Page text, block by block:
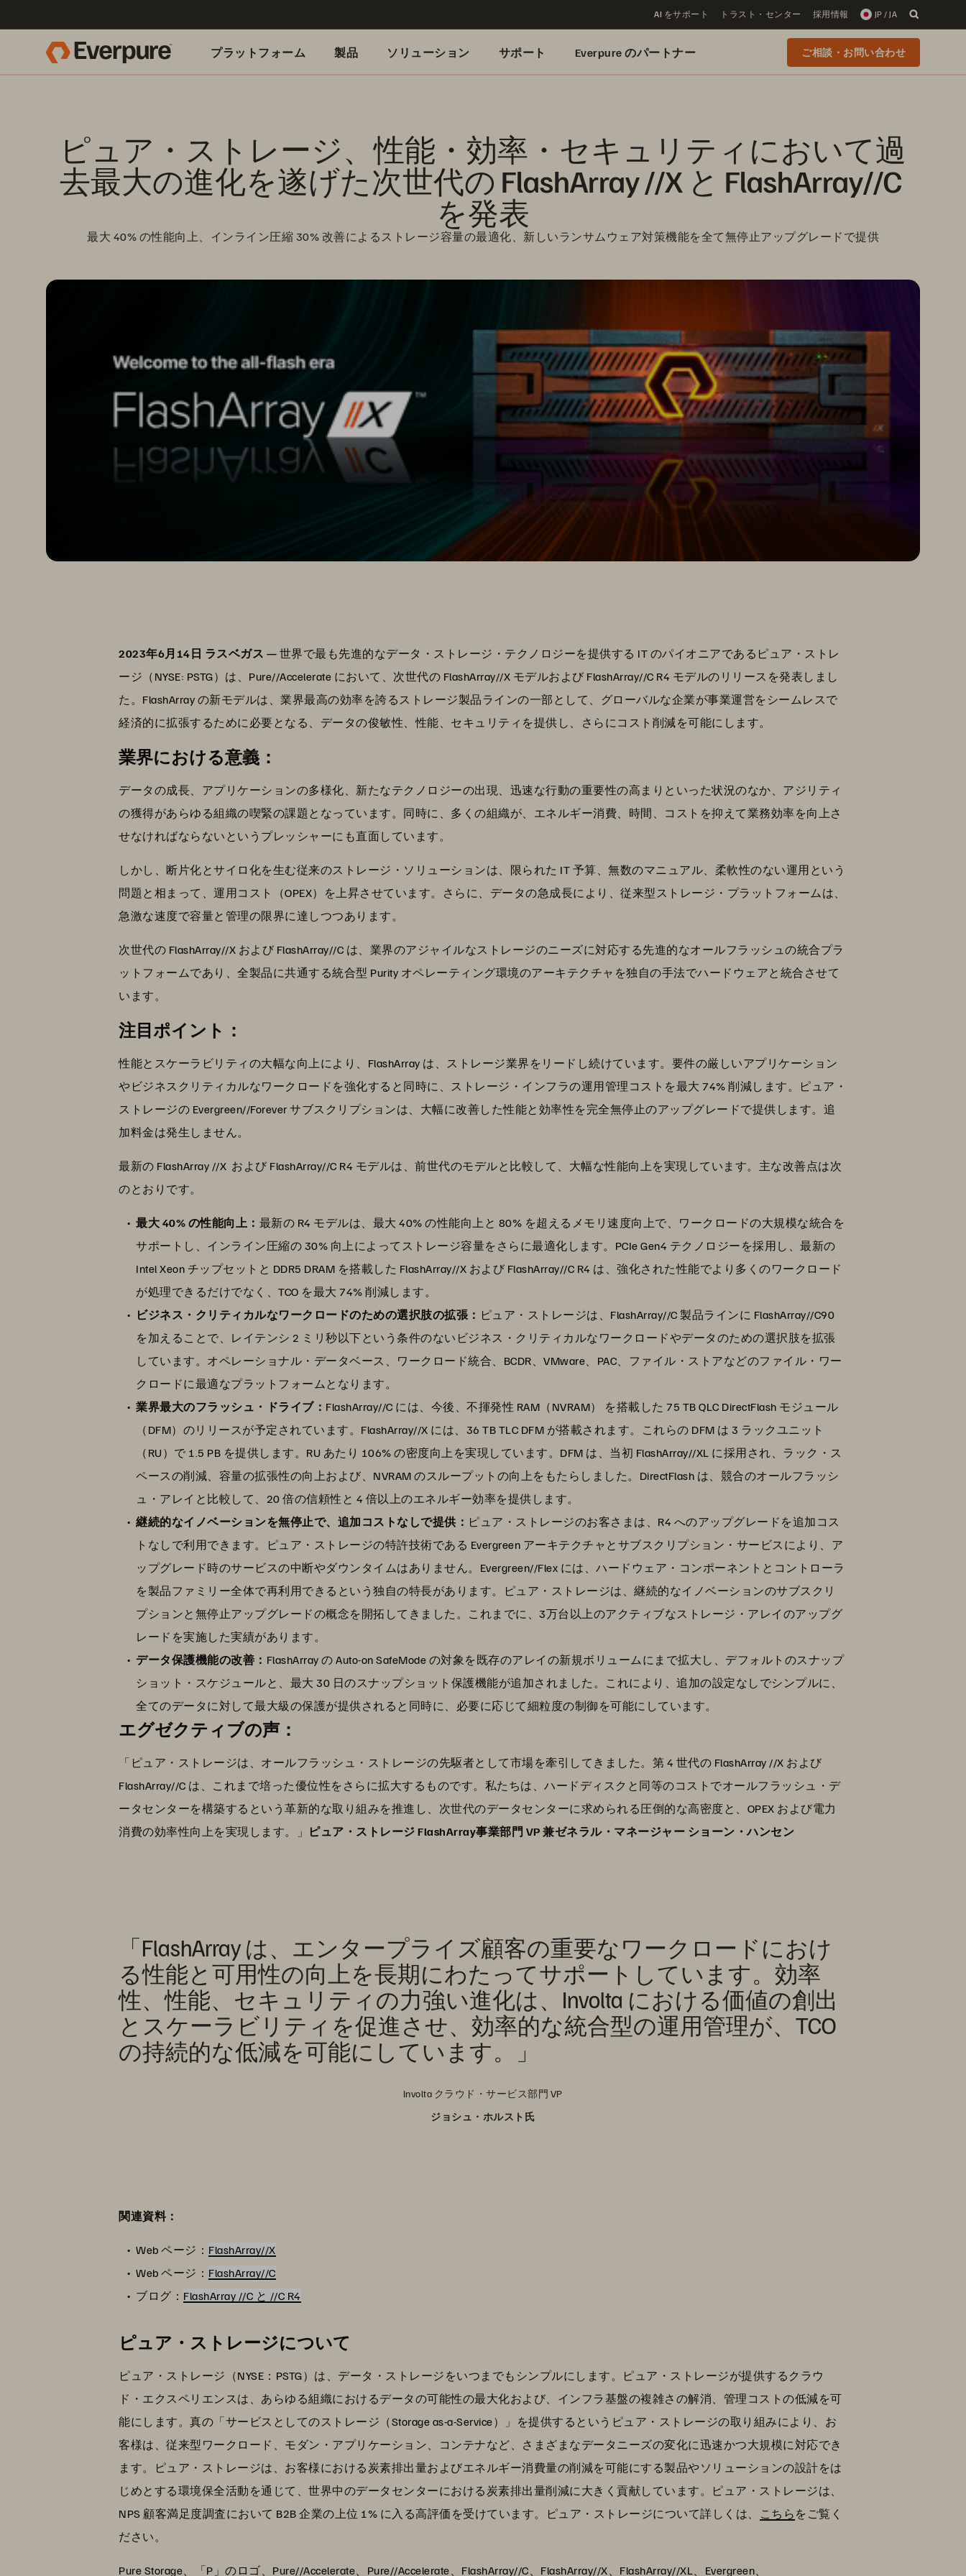
AI をサポート トラスト・センター 採用情報 JP / JA
プラットフォーム 製品 ソリューション サポート Everpure のパートナー ご相談・お問い合わせ
ピュア・ストレージ、性能・効率・セキュリティにおいて過
去最大の進化を遂げた次世代の FlashArray //X と FlashArray//C
を発表
最大 40% の性能向上、インライン圧縮 30% 改善によるストレージ容量の最適化、新しいランサムウェア対策機能を全て無停止アップグレードで提供
2023年6月14日 ラスベガス — 世界で最も先進的なデータ・ストレージ・テクノロジーを提供する IT のパイオニアであるピュア・ストレ
ージ（NYSE: PSTG）は、Pure//Accelerate において、次世代の FlashArray//X モデルおよび FlashArray//C R4 モデルのリリースを発表しまし
た。FlashArray の新モデルは、業界最高の効率を誇るストレージ製品ラインの一部として、グローバルな企業が事業運営をシームレスで
経済的に拡張するために必要となる、データの俊敏性、性能、セキュリティを提供し、さらにコスト削減を可能にします。
業界における意義：
データの成長、アプリケーションの多様化、新たなテクノロジーの出現、迅速な行動の重要性の高まりといった状況のなか、アジリティ
の獲得があらゆる組織の喫緊の課題となっています。同時に、多くの組織が、エネルギー消費、時間、コストを抑えて業務効率を向上さ
せなければならないというプレッシャーにも直面しています。
しかし、断片化とサイロ化を生む従来のストレージ・ソリューションは、限られた IT 予算、無数のマニュアル、柔軟性のない運用という
問題と相まって、運用コスト（OPEX）を上昇させています。さらに、データの急成長により、従来型ストレージ・プラットフォームは、
急激な速度で容量と管理の限界に達しつつあります。
次世代の FlashArray//X および FlashArray//C は、業界のアジャイルなストレージのニーズに対応する先進的なオールフラッシュの統合プラ
ットフォームであり、全製品に共通する統合型 Purity オペレーティング環境のアーキテクチャを独自の手法でハードウェアと統合させて
います。
注目ポイント：
性能とスケーラビリティの大幅な向上により、FlashArray は、ストレージ業界をリードし続けています。要件の厳しいアプリケーション
やビジネスクリティカルなワークロードを強化すると同時に、ストレージ・インフラの運用管理コストを最大 74% 削減します。ピュア・
ストレージの Evergreen//Forever サブスクリプションは、大幅に改善した性能と効率性を完全無停止のアップグレードで提供します。追
加料金は発生しません。
最新の FlashArray //X および FlashArray//C R4 モデルは、前世代のモデルと比較して、大幅な性能向上を実現しています。主な改善点は次
のとおりです。
最大 40% の性能向上： 最新の R4 モデルは、最大 40% の性能向上と 80% を超えるメモリ速度向上で、ワークロードの大規模な統合を
サポートし、インライン圧縮の 30% 向上によってストレージ容量をさらに最適化します。PCIe Gen4 テクノロジーを採用し、最新の
Intel Xeon チップセットと DDR5 DRAM を搭載した FlashArray//X および FlashArray//C R4 は、強化された性能でより多くのワークロード
が処理できるだけでなく、TCO を最大 74% 削減します。
ビジネス・クリティカルなワークロードのための選択肢の拡張： ピュア・ストレージは、FlashArray//C 製品ラインに FlashArray//C90
を加えることで、レイテンシ 2 ミリ秒以下という条件のないビジネス・クリティカルなワークロードやデータのための選択肢を拡張
しています。オペレーショナル・データベース、ワークロード統合、BCDR、VMware、PAC、ファイル・ストアなどのファイル・ワー
クロードに最適なプラットフォームとなります。
業界最大のフラッシュ・ドライブ： FlashArray//C には、今後、不揮発性 RAM（NVRAM） を搭載した 75 TB QLC DirectFlash モジュール
（DFM）のリリースが予定されています。FlashArray//X には、36 TB TLC DFM が搭載されます。これらの DFM は 3 ラックユニット
（RU）で 1.5 PB を提供します。RU あたり 106% の密度向上を実現しています。DFM は、当初 FlashArray//XL に採用され、ラック・ス
ペースの削減、容量の拡張性の向上および、NVRAM のスループットの向上をもたらしました。DirectFlash は、競合のオールフラッシ
ュ・アレイと比較して、20 倍の信頼性と 4 倍以上のエネルギー効率を提供します。
継続的なイノベーションを無停止で、追加コストなしで提供： ピュア・ストレージのお客さまは、R4 へのアップグレードを追加コス
トなしで利用できます。ピュア・ストレージの特許技術である Evergreen アーキテクチャとサブスクリプション・サービスにより、ア
ップグレード時のサービスの中断やダウンタイムはありません。Evergreen//Flex には、ハードウェア・コンポーネントとコントローラ
を製品ファミリー全体で再利用できるという独自の特長があります。ピュア・ストレージは、継続的なイノベーションのサブスクリ
プションと無停止アップグレードの概念を開拓してきました。これまでに、3万台以上のアクティブなストレージ・アレイのアップグ
レードを実施した実績があります。
データ保護機能の改善： FlashArray の Auto-on SafeMode の対象を既存のアレイの新規ボリュームにまで拡大し、デフォルトのスナップ
ショット・スケジュールと、最大 30 日のスナップショット保護機能が追加されました。これにより、追加の設定なしでシンプルに、
全てのデータに対して最大級の保護が提供されると同時に、必要に応じて細粒度の制御を可能にしています。
エグゼクティブの声：
「ピュア・ストレージは、オールフラッシュ・ストレージの先駆者として市場を牽引してきました。第 4 世代の FlashArray //X および
FlashArray//C は、これまで培った優位性をさらに拡大するものです。私たちは、ハードディスクと同等のコストでオールフラッシュ・デ
ータセンターを構築するという革新的な取り組みを推進し、次世代のデータセンターに求められる圧倒的な高密度と、OPEX および電力
消費の効率性向上を実現します。」 ピュア・ストレージ FlashArray事業部門 VP 兼ゼネラル・マネージャー ショーン・ハンセン
「FlashArray は、エンタープライズ顧客の重要なワークロードにおけ
る性能と可用性の向上を長期にわたってサポートしています。効率
性、性能、セキュリティの力強い進化は、Involta における価値の創出
とスケーラビリティを促進させ、効率的な統合型の運用管理が、TCO
の持続的な低減を可能にしています。」
Involta クラウド・サービス部門 VP
ジョシュ・ホルスト氏
関連資料：
Web ページ： FlashArray//X
Web ページ： FlashArray//C
ブログ： FlashArray //C と //C R4
ピュア・ストレージについて
ピュア・ストレージ（NYSE：PSTG）は、データ・ストレージをいつまでもシンプルにします。ピュア・ストレージが提供するクラウ
ド・エクスペリエンスは、あらゆる組織におけるデータの可能性の最大化および、インフラ基盤の複雑さの解消、管理コストの低減を可
能にします。真の「サービスとしてのストレージ（Storage as-a-Service）」を提供するというピュア・ストレージの取り組みにより、お
客様は、従来型ワークロード、モダン・アプリケーション、コンテナなど、さまざまなデータニーズの変化に迅速かつ大規模に対応でき
ます。ピュア・ストレージは、お客様における炭素排出量およびエネルギー消費量の削減を可能にする製品やソリューションの設計をは
じめとする環境保全活動を通じて、世界中のデータセンターにおける炭素排出量削減に大きく貢献しています。ピュア・ストレージは、
NPS 顧客満足度調査において B2B 企業の上位 1% に入る高評価を受けています。ピュア・ストレージについて詳しくは、
こちら をご覧く
ださい。
Pure Storage、「P」のロゴ、Pure//Accelerate、Pure//Accelerate、FlashArray//C、FlashArray//X、FlashArray//XL、Evergreen、